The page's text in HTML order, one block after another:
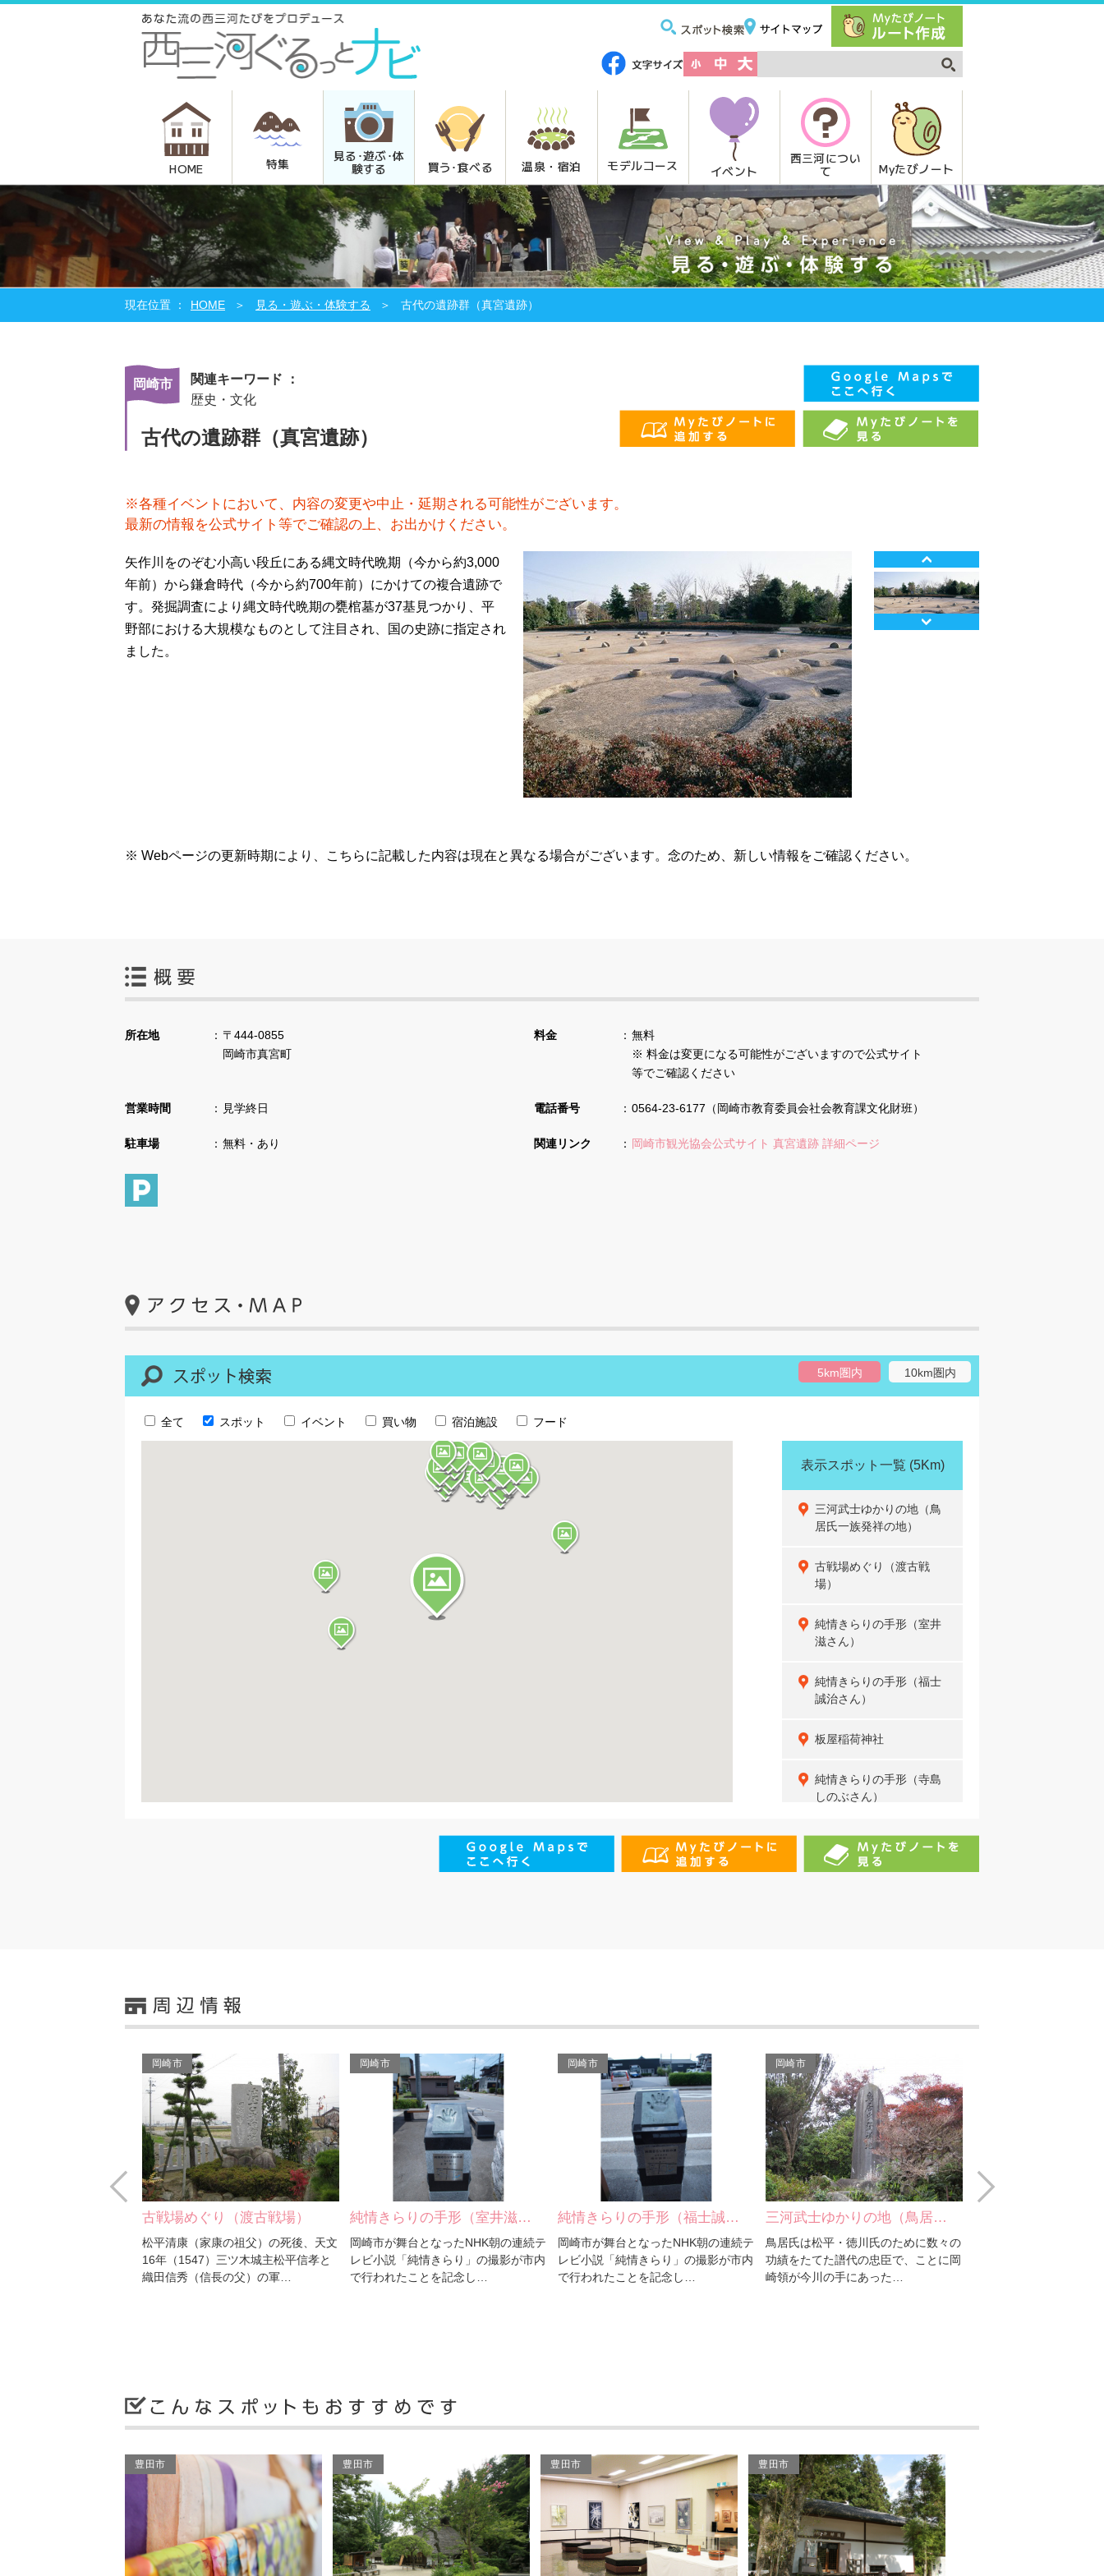
HOME 特集
見る･遊ぶ･体
験する
買う･食べる 温泉・宿泊 モデルコース イベント
西三河につい
て
Myたびノート
HOME 見る・遊ぶ・体験する 古代の遺跡群（真宮遺跡）
岡崎市
関連キーワード ：
歴史・文化
古代の遺跡群（真宮遺跡）
※各種イベントにおいて、内容の変更や中止・延期される可能性がございます。
最新の情報を公式サイト等でご確認の上、お出かけください。
矢作川をのぞむ小高い段丘にある縄文時代晩期（今から約3,000
年前）から鎌倉時代（今から約700年前）にかけての複合遺跡で
す。発掘調査により縄文時代晩期の甕棺墓が37基見つかり、平
野部における大規模なものとして注目され、国の史跡に指定され
ました。
※ Webページの更新時期により、こちらに記載した内容は現在と異なる場合がございます。念のため、新しい情報をご確認ください。
所在地
〒444-0855
岡崎市真宮町
料金
無料
※ 料金は変更になる可能性がございますので公式サイト
等でご確認ください
営業時間 見学終日 電話番号 0564-23-6177（岡崎市教育委員会社会教育課文化財班）
駐車場 無料・あり 関連リンク 岡崎市観光協会公式サイト 真宮遺跡 詳細ページ
5km圏内 10km圏内
全て スポット イベント 買い物 宿泊施設 フード
表示スポット一覧 (5Km)
三河武士ゆかりの地（鳥
居氏一族発祥の地）
古戦場めぐり（渡古戦
場）
純情きらりの手形（室井
滋さん）
純情きらりの手形（福士
誠治さん）
板屋稲荷神社
純情きらりの手形（寺島
しのぶさん）
金のわらじ案内柱（た）
金のわらじ案内柱（よ）
純情きらりの手形（宮﨑
あおいさん）
東照公えな塚
伊賀川の河原
純情きらりの手形（戸田
恵子さん）
龍城神社
伊賀川の桜並木
八丁味噌文化（八丁味噌
の郷カクキュー）
純情きらりの手形（松澤
傑さん）
岡崎市
純情きらりの手形（室井滋…
岡崎市が舞台となったNHK朝の連続テ
レビ小説「純情きらり」の撮影が市内
で行われたことを記念し…
岡崎市
純情きらりの手形（福士誠…
岡崎市が舞台となったNHK朝の連続テ
レビ小説「純情きらり」の撮影が市内
で行われたことを記念し…
岡崎市
三河武士ゆかりの地（鳥居…
鳥居氏は松平・徳川氏のために数々の
功績をたてた譜代の忠臣で、ことに岡
崎領が今川の手にあった…
岡崎市
古戦場めぐり（渡古戦場）
松平清康（家康の祖父）の死後、天文
16年（1547）三ツ木城主松平信孝と
織田信秀（信長の父）の軍…
Prev
豊田市 豊田市 豊田市 豊田市